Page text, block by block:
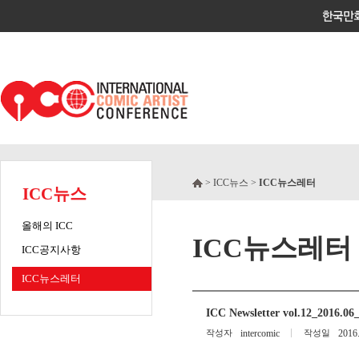
ICC뉴스
올해의 ICC
ICC공지사항
ICC뉴스레터
> ICC뉴스 > ICC뉴스레터
ICC뉴스레터
ICC Newsletter
작성자 intercomic 작성일